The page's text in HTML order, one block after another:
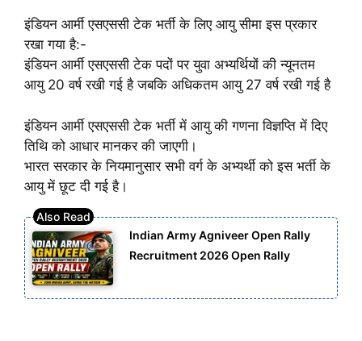
इंडियन आर्मी एसएससी टेक भर्ती के लिए आयु सीमा इस प्रकार
रखा गया है:-
इंडियन आर्मी एसएससी टेक पदों पर युवा अभ्यर्थियों की न्यूनतम
आयु 20 वर्ष रखी गई है जबकि अधिकतम आयु 27 वर्ष रखी गई है
इंडियन आर्मी एसएससी टेक भर्ती में आयु की गणना विज्ञप्ति में दिए
तिथि को आधार मानकर की जाएगी।
भारत सरकार के नियमानुसार सभी वर्ग के अभ्यर्थी को इस भर्ती के
आयु में छूट दी गई है।
Indian Army Agniveer Open Rally
Recruitment 2026 Open Rally